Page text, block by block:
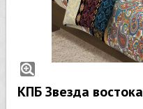
КПБ Звезда востока